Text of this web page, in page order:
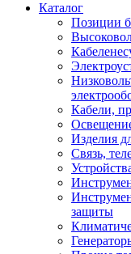
Каталог
Позиции
Кабели,
Изделия
Связь,
защиты